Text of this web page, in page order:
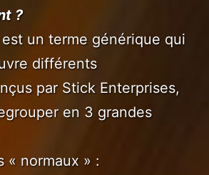
?
un terme générique qui
différents
par Stick Enterprises,
en 3 grandes
« normaux » :